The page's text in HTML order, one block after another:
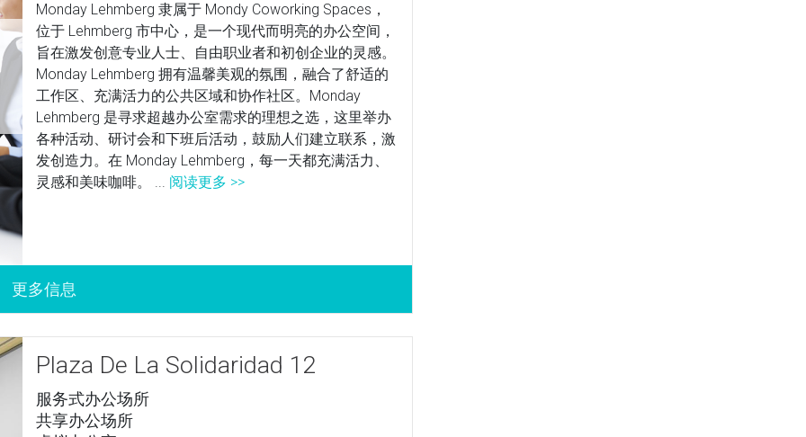
Monday Lehmberg 隶属于 Mondy Coworking Spaces，
位于 Lehmberg 市中心，是一个现代而明亮的办公空间，
旨在激发创意专业人士、自由职业者和初创企业的灵感。
Monday Lehmberg 拥有温馨美观的氛围，融合了舒适的
工作区、充满活力的公共区域和协作社区。Monday
Lehmberg 是寻求超越办公室需求的理想之选，这里举办
各种活动、研讨会和下班后活动，鼓励人们建立联系，激
发创造力。在 Monday Lehmberg，每一天都充满活力、
灵感和美味咖啡。 ... 阅读更多 >>
Plaza De La Solidaridad 12
服务式办公场所
共享办公场所